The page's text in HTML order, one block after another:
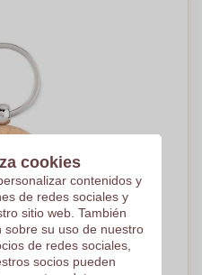
cookies
contenidos y
de redes sociales y
sitio web. También
sobre su uso de nuestro
de redes sociales,
socios pueden